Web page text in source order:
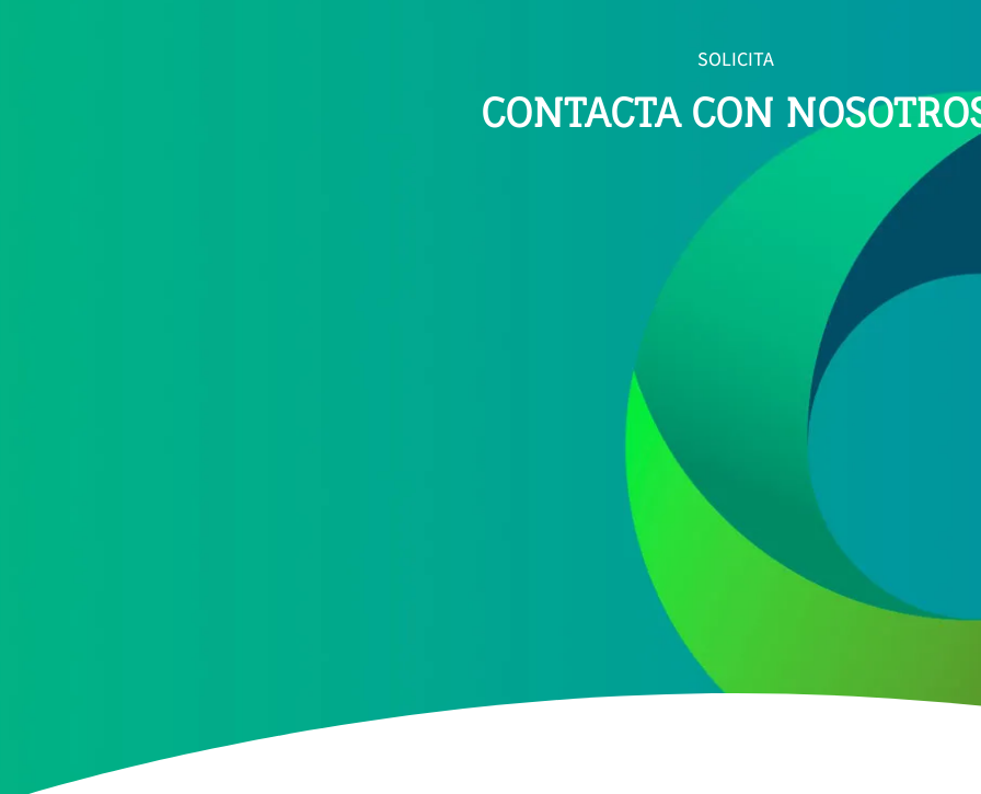
SOLICITA
CONTACTA CON
Acepto recibir información comercial sobre las ofertas y promociones de nuestra empresa (NET QUINTOS, S.L.)